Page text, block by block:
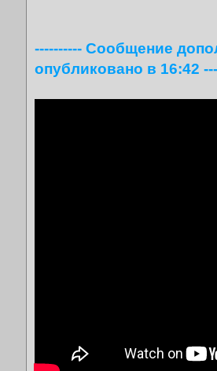
---------- Сообщение
опубликовано в 16:42